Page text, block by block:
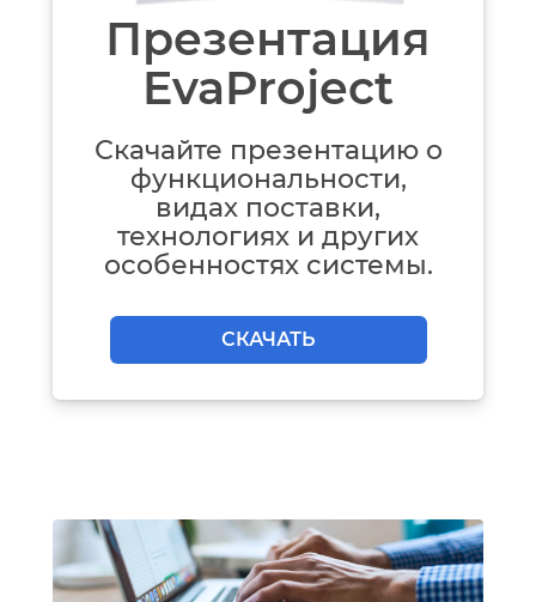
Презентация
EvaProject
Скачайте презентацию о
функциональности,
видах поставки,
технологиях и других
особенностях системы.
СКАЧАТЬ